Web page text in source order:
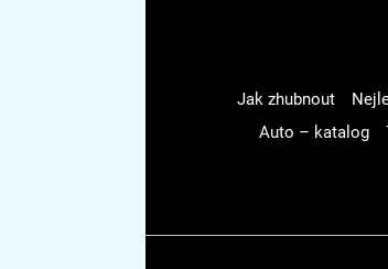
Jak zhubnout
Auto – katalog